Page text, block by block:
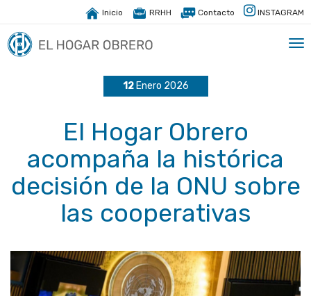
Inicio RRHH Contacto INSTAGRAM
12Enero 2026
El Hogar Obrero
acompaña la histórica
decisión de la ONU sobre
las cooperativas